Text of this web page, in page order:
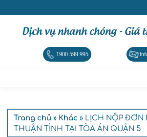
Dịch vụ nhanh chóng - Giá
1900.599.995
Trang chủ » Khác » LỊCH NỘP ĐƠN
THUẬN TÌNH TẠI TÒA ÁN QUẬN 5